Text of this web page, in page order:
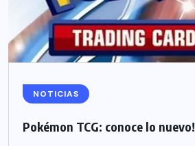
NOTICIAS
Pokémon TCG: conoce lo nuevo!